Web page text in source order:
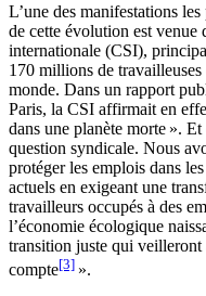
L’une des manifestations
de cette évolution est
internationale (CSI),
170 millions de travailleuses
monde. Dans un rapport
Paris, la CSI affirmait en
dans une planète morte ».
question syndicale. Nous
protéger les emplois dans
actuels en exigeant une
travailleurs occupés à des
l’économie écologique
transition juste qui veilleront
compte[3] ».